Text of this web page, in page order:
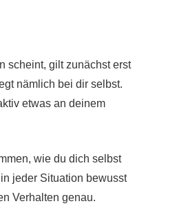
scheint, gilt zunächst erst
nämlich bei dir selbst.
etwas an deinem
wie du dich selbst
jeder Situation bewusst
Verhalten genau.